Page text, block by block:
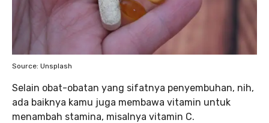
Source: Unsplash
Selain obat-obatan yang sifatnya penyembuhan, nih,
ada baiknya kamu juga membawa vitamin untuk
menambah stamina, misalnya vitamin C.